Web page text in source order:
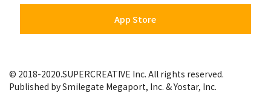
App Store
© 2018-2020.SUPERCREATIVE Inc. All rights reserved.
Published by Smilegate Megaport, Inc. & Yostar, Inc.